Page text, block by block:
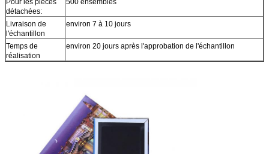
Pour les pièces
détachées:
500 ensembles
Livraison de
l'échantillon
environ 7 à 10 jours
Temps de
réalisation
environ 20 jours après l'approbation de l'échantillon